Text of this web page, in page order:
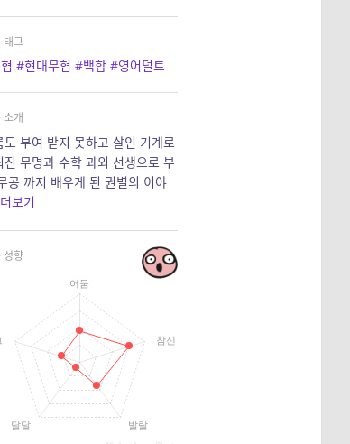
태그
#현대무협 #백합 #영어덜트
소개
도 부여 받지 못하고 살인 기계로
진 무명과 수학 과외 선생으로 부
공 까지 배우게 된 권별의 이야
더보기
성향
어둠
참신
발랄
달달